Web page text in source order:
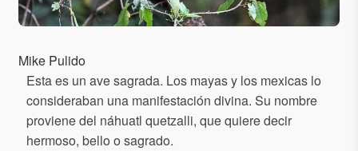
Mike Pulido
Esta es un ave sagrada. Los mayas y los mexicas lo
consideraban una manifestación divina. Su nombre
proviene del náhuatl quetzalli, que quiere decir
hermoso, bello o sagrado.